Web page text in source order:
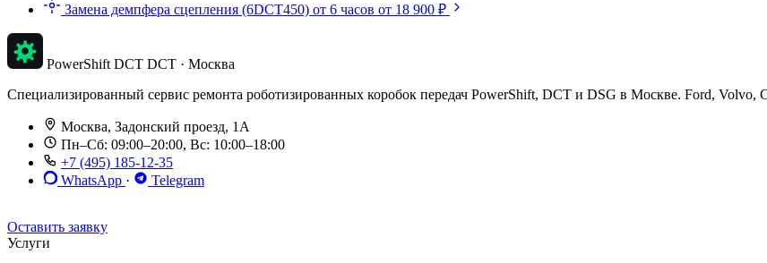
Замена демпфера сцепления (6DCT450) от 6 часов от 18 900 ₽
PowerShift DCT DCT · Москва
Специализированный сервис ремонта роботизированных коробок передач PowerShift, DCT и DSG в Москве. Ford, Volvo,
Москва, Задонский проезд, 1А
Пн–Сб: 09:00–20:00, Вс: 10:00–18:00
+7 (495) 185-12-35
WhatsApp ·
Telegram
Оставить заявку
Услуги